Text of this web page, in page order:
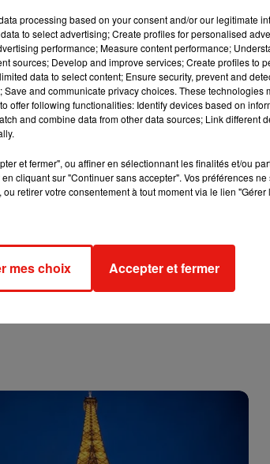
la voiture (une Peugeot 3008) était signalée
Débute alors une course poursuite
sur la commune de Clamart (Hauts-de-
urgentiste sur place, malgré les gestes
a été transporté dans un hôpital de Clamart
processing based on your consent and/or our legitimate
to select advertising; Create profiles for personalised
performance; Measure content performance;
sources; Develop and improve services; Create profiles to
data to select content; Ensure security, prevent and
and communicate privacy choices. These technologies
offer following functionalities: Identify devices based on
and combine data from other data sources; Link different
et fermer", ou affiner en sélectionnant les finalités et/ou
cliquant sur "Continuer sans accepter". Vos préférences
retirer votre consentement à tout moment via le lien
mes choix Accepter et fermer